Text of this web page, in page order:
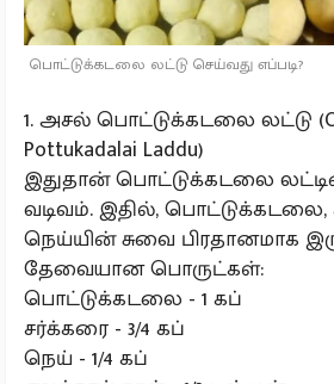
பொட்டுக்கடலை லட்டு செய்வது எப்படி?
1. அசல் பொட்டுக்கடலை லட்டு
Pottukadalai Laddu)
இதுதான் பொட்டுக்கடலை
வடிவம். இதில், பொட்டுக்கடலை,
நெய்யின் சுவை பிரதானமாக
தேவையான பொருட்கள்:
பொட்டுக்கடலை - 1 கப்
சர்க்கரை - 3/4 கப்
நெய் - 1/4 கப்